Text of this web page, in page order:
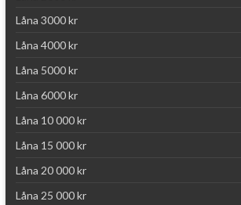
Låna 3000 kr
Låna 4000 kr
Låna 5000 kr
Låna 6000 kr
Låna 10 000 kr
Låna 15 000 kr
Låna 20 000 kr
Låna 25 000 kr